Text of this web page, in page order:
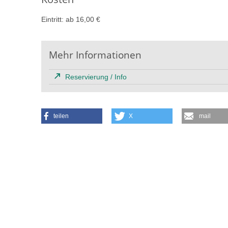
Eintritt: ab 16,00 €
Mehr Informationen
Reservierung / Info
teilen X mail